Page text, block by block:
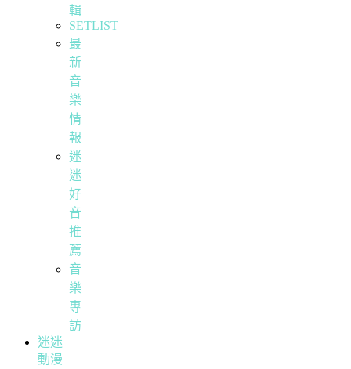
輯
SETLIST
最
新
音
樂
情
報
迷
迷
好
音
推
薦
音
樂
專
訪
迷迷
動漫